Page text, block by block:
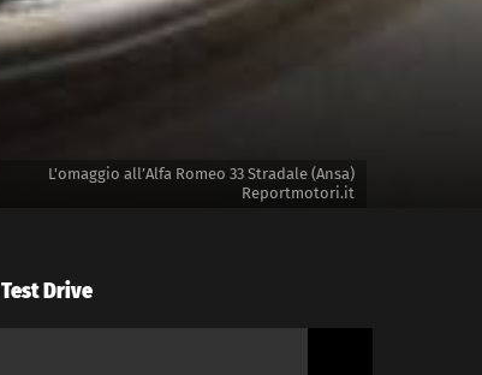
L'omaggio all’Alfa Romeo 33 Stradale (Ansa)
Reportmotori.it
Test Drive